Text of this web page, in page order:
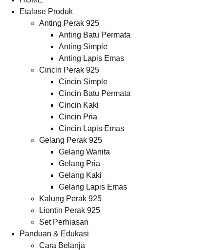
Etalase Produk
Anting Perak 925
Anting Batu Permata
Anting Simple
Anting Lapis Emas
Cincin Perak 925
Cincin Simple
Cincin Batu Permata
Cincin Kaki
Cincin Pria
Cincin Lapis Emas
Gelang Perak 925
Gelang Wanita
Gelang Pria
Gelang Kaki
Gelang Lapis Emas
Kalung Perak 925
Liontin Perak 925
Set Perhiasan
Panduan & Edukasi
Cara Belanja